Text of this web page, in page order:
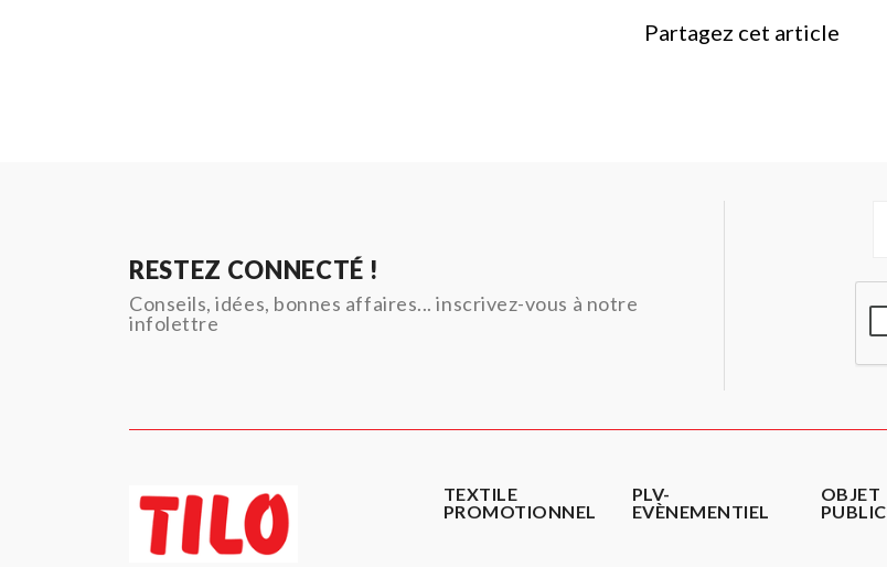
Partagez cet article
RESTEZ CONNECTÉ !
Conseils, idées, bonnes affaires... inscrivez-vous à notre
infolettre
TEXTILE
PROMOTIONNEL
PLV-
EVÈNEMENTIEL
OBJET